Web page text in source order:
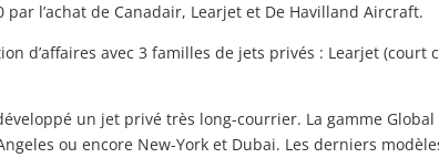
l’achat de Canadair, Learjet et De Havilland Aircraft.
d’affaires avec 3 familles de jets privés : Learjet
un jet privé très long-courrier. La gamme
ou encore New-York et Dubai. Les derniers